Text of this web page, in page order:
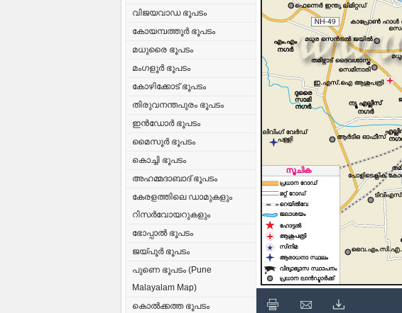
വിജയവാഡ ഭൂപടം
കോയമ്പത്തൂർ ഭൂപടം
മധുരൈ ഭൂപടം
മംഗളൂർ ഭൂപടം
കോഴിക്കോട് ഭൂപടം
തിരുവനന്തപുരം ഭൂപടം
ഇൻഡോർ ഭൂപടം
മൈസൂർ ഭൂപടം
കൊച്ചി ഭൂപടം
അഹമ്മദാബാദ് ഭൂപടം
കേരളത്തിലെ ഡാമുകളും
റിസർവോയറുകളും
ഭോപ്പാൽ ഭൂപടം
ജയ്‌പൂർ ഭൂപടം
പുണെ ഭൂപടം (Pune
Malayalam Map)
കൊൽക്കത്ത ഭൂപടം